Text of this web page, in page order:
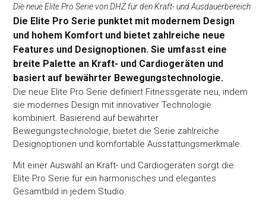
Die neue Elite Pro Serie von DHZ für den Kraft- und Ausdauerbereich
Die Elite Pro Serie punktet mit modernem Design
und hohem Komfort und bietet zahlreiche neue
Features und Designoptionen. Sie umfasst eine
breite Palette an Kraft- und Cardiogeräten und
basiert auf bewährter Bewegungstechnologie.
Die neue Elite Pro Serie definiert Fitnessgeräte neu, indem
sie modernes Design mit innovativer Technologie
kombiniert. Basierend auf bewährter
Bewegungstechnologie, bietet die Serie zahlreiche
Designoptionen und komfortable Ausstattungsmerkmale.
Mit einer Auswahl an Kraft- und Cardiogeräten sorgt die
Elite Pro Serie für ein harmonisches und elegantes
Gesamtbild in jedem Studio.